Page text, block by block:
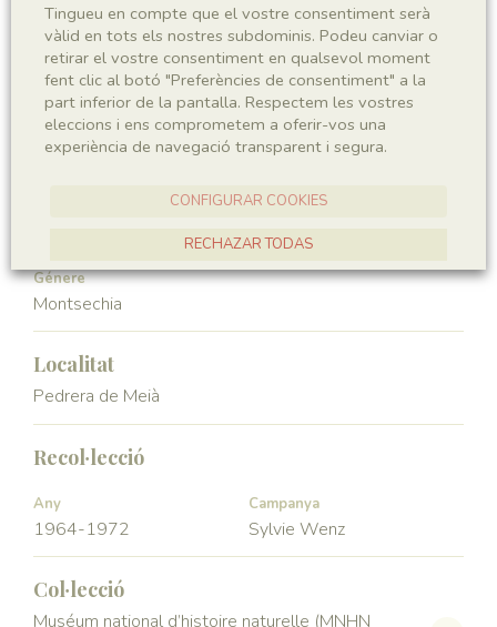
Regne
Plantae
Phyllum
Spermatophyta
Subphyllum
Angiospermae
Classe
Magnoliopsida
Familia
Génere
Montsechia
Localitat
Pedrera de Meià
Recol·lecció
Any
1964-1972
Campanya
Sylvie Wenz
Col·lecció
Muséum national d’histoire naturelle (MNHN
Tingueu en compte que el vostre consentiment serà
vàlid en tots els nostres subdominis. Podeu canviar o
retirar el vostre consentiment en qualsevol moment
fent clic al botó "Preferències de consentiment" a la
part inferior de la pantalla. Respectem les vostres
eleccions i ens comprometem a oferir-vos una
experiència de navegació transparent i segura.
CONFIGURAR COOKIES
RECHAZAR TODAS
ACCEPTAR TOTES